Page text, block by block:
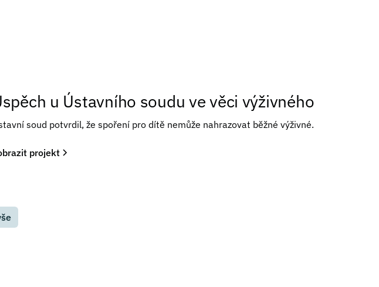
u Ústavního soudu ve věci výživného
soud potvrdil, že spoření pro dítě nemůže nahrazovat běžné výživné.
projekt